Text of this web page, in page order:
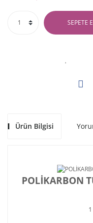
SEPETE
Ürün Bilgisi
POLİKARBON